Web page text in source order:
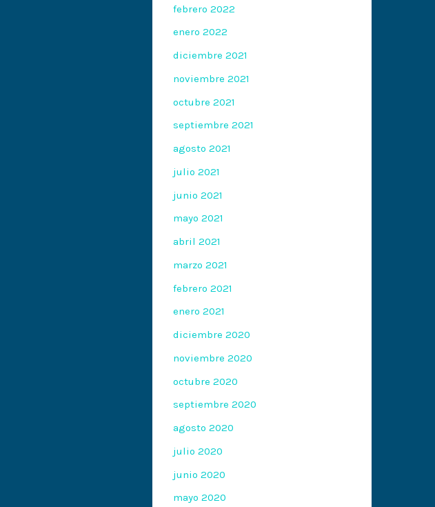
febrero 2022
enero 2022
diciembre 2021
noviembre 2021
octubre 2021
septiembre 2021
agosto 2021
julio 2021
junio 2021
mayo 2021
abril 2021
marzo 2021
febrero 2021
enero 2021
diciembre 2020
noviembre 2020
octubre 2020
septiembre 2020
agosto 2020
julio 2020
junio 2020
mayo 2020